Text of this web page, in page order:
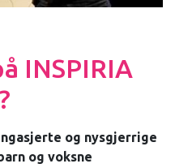
INSPIRIA
og nysgjerrige
og voksne